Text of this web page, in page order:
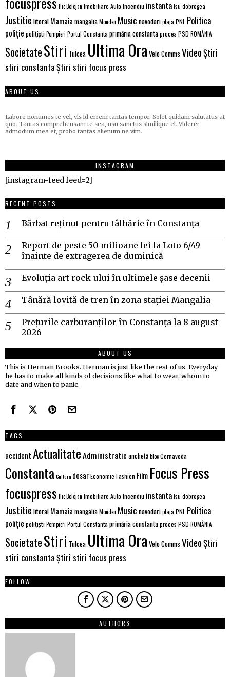
Ilie Bolojan Imobiliare Auto Incendiu instantaisu dobrogea
Justitie litoral Mamaia mangaliaMonden Music navodariplaja PNL Politica
poliție polițiști Pompieri Portul Constanta primăria constantaproces PSD ROMÂNIA
SocietateStiri Tulcea Ultima Ora Velo Comms VideoȘtiri
stiri constantaȘtiri stiri focus press
ABOUT US
Labore nonumes te vel, vis id errem tantas tempor. Solet quidam salutatus at
quo. Tantas comprehensam te sea, usu sanctus similique ei. Viderer
admodum mea et, probo tantas alienum ne vim.
INSTAGRAM
[instagram-feed feed=2]
RECENT POSTS
Bărbat reținut pentru tâlhărie în Constanța
Report de peste 50 milioane lei la Loto 6/49
înainte de extragerea de duminică
Evoluția art rock-ului în ultimele șase decenii
Tânără lovită de tren în zona stației Mangalia
Prețurile carburanților în Constanța la 8 august
2026
ABOUT US
This is Herman Brooks. Herman is just like the rest of us. Everyday
he has to make all kinds of decisions like what to wear, whom to
date and when to panic.
TAGS
accidentActualitateAdministratie anchetăblocCernavoda
Constanta Cultura dosarEconomie Fashion Film Focus Press
focuspress Ilie Bolojan Imobiliare Auto Incendiu instantaisu dobrogea
Justitie litoral Mamaia mangaliaMonden Music navodariplaja PNL Politica
poliție polițiști Pompieri Portul Constanta primăria constantaproces PSD ROMÂNIA
SocietateStiri Tulcea Ultima Ora Velo Comms VideoȘtiri
stiri constantaȘtiri stiri focus press
FOLLOW
AUTHORS